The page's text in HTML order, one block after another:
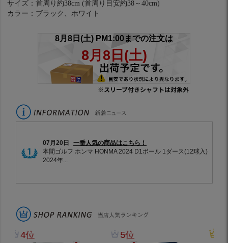
サイズ：首周り約38cm (首周り目安約38～40cm)
カラー：ブラック、ホワイト
※スリーブ付きシャフトは対象外